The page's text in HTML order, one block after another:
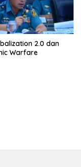
2.0 dan
Warfare